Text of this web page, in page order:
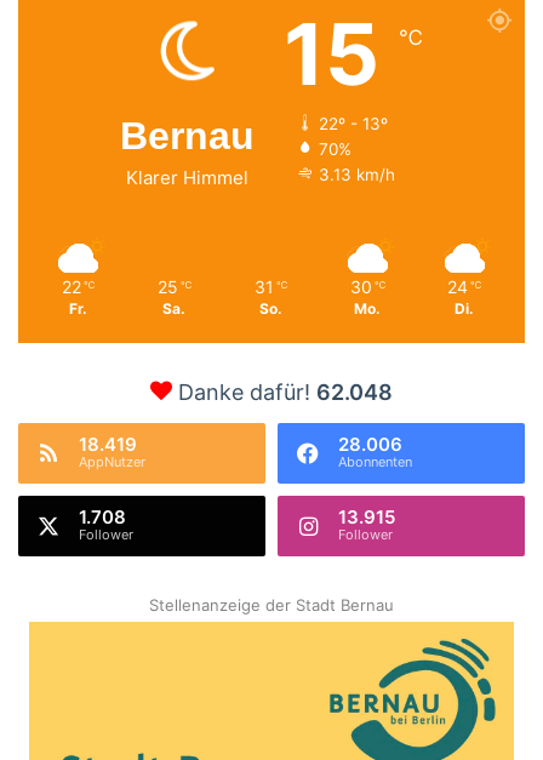
Bernau
Klarer Himmel
15 ℃
22º - 13º
70%
3.13 km/h
22 ℃
Fr.
25 ℃
Sa.
31 ℃
So.
30 ℃
Mo.
24 ℃
Di.
Danke dafür! 62.048
18.419
AppNutzer
28.006
Abonnenten
1.708
Follower
13.915
Follower
Stellenanzeige der Stadt Bernau